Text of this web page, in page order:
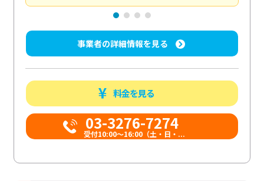
事業者の詳細情報を見る
料金を見る
03-3276-7274
受付10:00〜16:00（土・日・...